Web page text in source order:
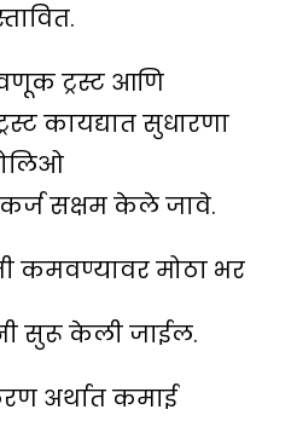
ट्रस्ट आणि
कायद्यात सुधारणा
सक्षम केले जावे.
कमवण्यावर मोठा भर
सुरू केली जाईल.
अर्थात कमाई